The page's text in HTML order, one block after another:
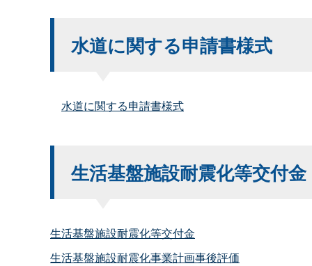
水道に関する申請書様式
水道に関する申請書様式
生活基盤施設耐震化等交付金
生活基盤施設耐震化等交付金
生活基盤施設耐震化事業計画事後評価